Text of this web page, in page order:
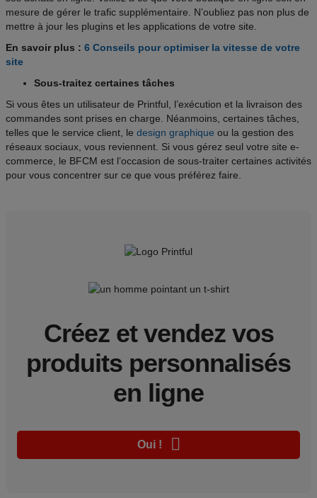
mesure de gérer le trafic supplémentaire. N’oubliez pas non plus de
mettre à jour les plugins et les applications de votre site.
En savoir plus : 6 Conseils pour optimiser la vitesse de votre
site
Sous-traitez certaines tâches
Si vous êtes un utilisateur de Printful, l’exécution et la livraison des
commandes sont prises en charge. Néanmoins, certaines tâches,
telles que le service client, le design graphique ou la gestion des
réseaux sociaux, vous reviennent. Si vous gérez seul votre site e-
commerce, le BFCM est l’occasion de sous-traiter certaines activités
pour vous concentrer sur ce que vous préférez faire.
Créez et vendez vos
produits personnalisés
en ligne
Oui !